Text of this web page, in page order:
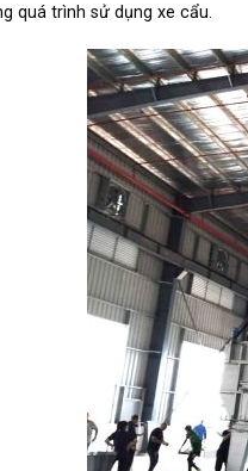
quá trình sử dụng xe cẩu.